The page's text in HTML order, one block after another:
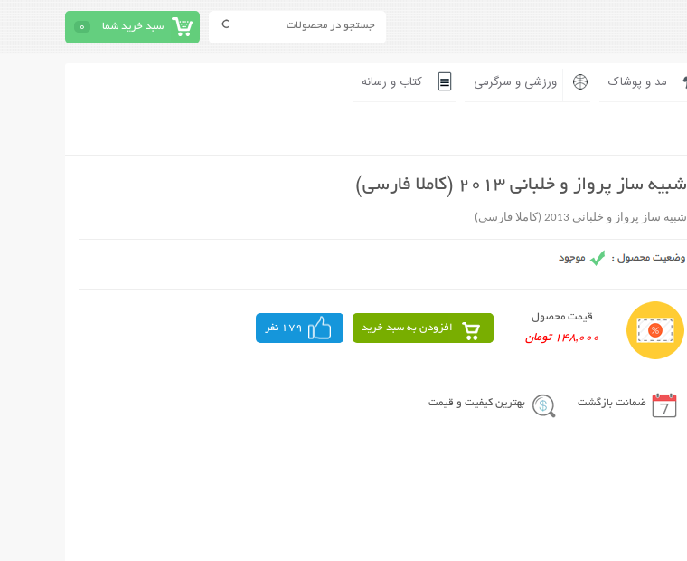
سبد خرید شما 0
مد و پوشاک ورزشی و سرگرمی کتاب و رسانه
شبیه ساز پرواز و خلبانی 2013 (کاملا فارسی)
شبیه ساز پرواز و خلبانی 2013 (کاملا فارسی)
قیمت محصول
148,000 تومان
افزودن به سبد خرید 179 نفر
ضمانت بازگشت بهترین کیفیت و قیمت